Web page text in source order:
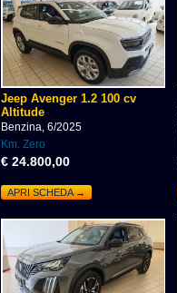
Jeep Avenger 1.2 100 cv
Altitude
Benzina, 6/2025
Km. Zero
€ 24.800,00
APRI SCHEDA →